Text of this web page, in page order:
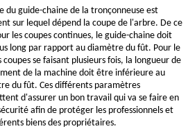
du guide-chaine de la tronçonneuse est
sur lequel dépend la coupe de l'arbre. De ce
les coupes continues, le guide-chaine doit
long par rapport au diamètre du fût. Pour le
coupes se faisant plusieurs fois, la longueur de
de la machine doit être inférieure au
du fût. Ces différents paramètres
d'assurer un bon travail qui va se faire en
afin de protéger les professionnels et
biens des propriétaires.